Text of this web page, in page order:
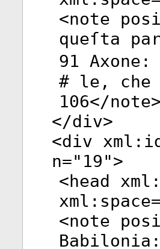
<note
queſta
91
# le, che
106</note>
</div>
<div
n=" 19">
<head
xml:space
<note